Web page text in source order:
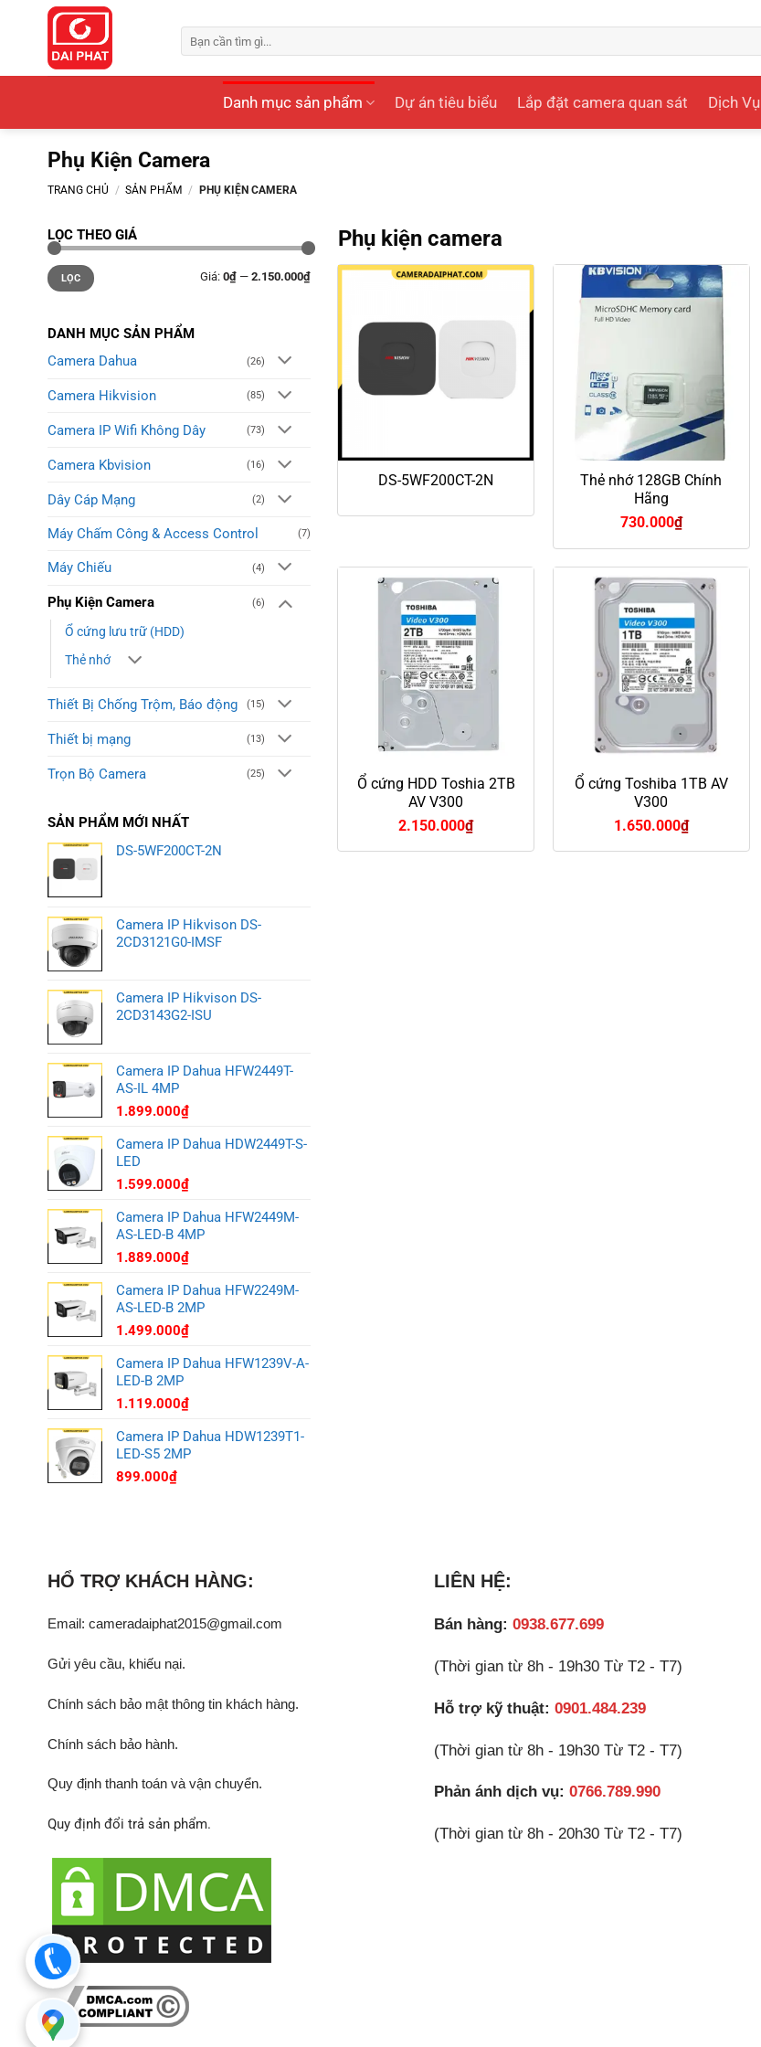
dung
kiếm:
Danh mục sản phẩm Dự án tiêu biểu Lắp đặt camera quan sát Dịch Vụ
Phụ Kiện Camera
TRANG CHỦ / SẢN PHẨM / PHỤ KIỆN CAMERA
LỌC THEO GIÁ
Giá
tối
thiểu
Giá
tối
đa
LỌC Giá: 0₫— 2.150.000₫
DANH MỤC SẢN PHẨM
Camera Dahua
(26)
Camera Hikvision (85)
Camera IP Wifi Không Dây (73)
Camera Kbvision (16)
Dây Cáp Mạng (2)
Máy Chấm Công & Access Control (7)
Máy Chiếu (4)
Phụ Kiện Camera (6)
Ổ cứng lưu trữ (HDD)
Thẻ nhớ
Thiết Bị Chống Trộm, Báo động (15)
Thiết bị mạng (13)
Trọn Bộ Camera (25)
SẢN PHẨM MỚI NHẤT
DS-5WF200CT-2N
Camera IP Hikvison DS-
2CD3121G0-IMSF
Camera IP Hikvison DS-
2CD3143G2-ISU
Camera IP Dahua HFW2449T-
AS-IL 4MP
1.899.000₫
Camera IP Dahua HDW2449T-S-
LED
1.599.000₫
Camera IP Dahua HFW2449M-
AS-LED-B 4MP
1.889.000₫
Camera IP Dahua HFW2249M-
AS-LED-B 2MP
1.499.000₫
Camera IP Dahua HFW1239V-A-
LED-B 2MP
1.119.000₫
Camera IP Dahua HDW1239T1-
LED-S5 2MP
899.000₫
Phụ kiện camera
DS-5WF200CT-2N
Thẻ nhớ 128GB Chính
Hãng
730.000₫
Ổ cứng HDD Toshia 2TB
AV V300
2.150.000₫
Ổ cứng Toshiba 1TB AV
V300
1.650.000₫
HỔ TRỢ KHÁCH HÀNG:
Email: cameradaiphat2015@gmail.com
Gửi yêu cầu, khiếu nại.
Chính sách bảo mật thông tin khách hàng.
Chính sách bảo hành.
Quy định thanh toán và vận chuyển.
Quy định đổi trả sản phẩm.
LIÊN HỆ:
Bán hàng:0938.677.699
(Thời gian từ 8h - 19h30 Từ T2 - T7)
Hỗ trợ kỹ thuật:0901.484.239
(Thời gian từ 8h - 19h30 Từ T2 - T7)
Phản ánh dịch vụ:0766.789.990
(Thời gian từ 8h - 20h30 Từ T2 - T7)